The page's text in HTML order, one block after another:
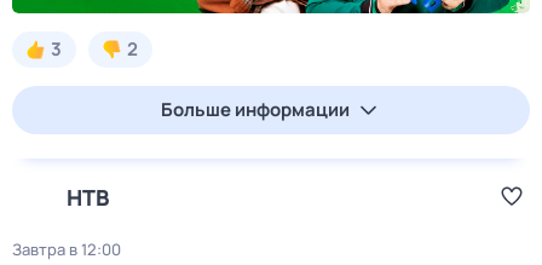
3 2
Больше информации
НТВ
Завтра в 12:00